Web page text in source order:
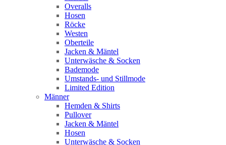
Overalls
Hosen
Röcke
Westen
Oberteile
Jacken & Mäntel
Unterwäsche & Socken
Bademode
Umstands- und Stillmode
Limited Edition
Männer
Hemden & Shirts
Pullover
Jacken & Mäntel
Hosen
Unterwäsche & Socken